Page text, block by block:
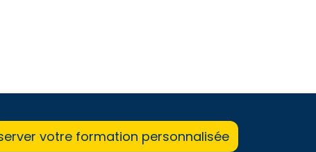
votre formation personnalisée